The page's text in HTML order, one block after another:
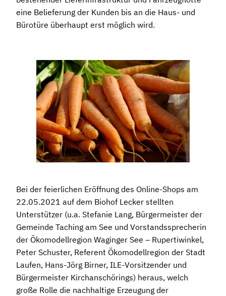
eine Belieferung der Kunden bis an die Haus- und
Bürotüre überhaupt erst möglich wird.
Bei der feierlichen Eröffnung des Online-Shops am
22.05.2021 auf dem Biohof Lecker stellten
Unterstützer (u.a. Stefanie Lang, Bürgermeister der
Gemeinde Taching am See und Vorstandssprecherin
der Ökomodellregion Waginger See – Rupertiwinkel,
Peter Schuster, Referent Ökomodellregion der Stadt
Laufen, Hans-Jörg Birner, ILE-Vorsitzender und
Bürgermeister Kirchanschörings) heraus, welch
große Rolle die nachhaltige Erzeugung der